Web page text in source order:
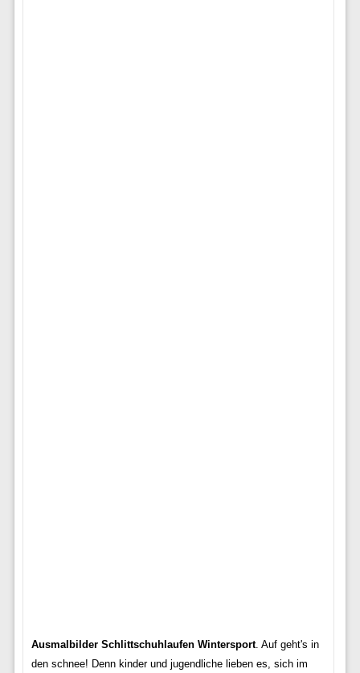
Ausmalbilder Schlittschuhlaufen Wintersport. Auf geht's in
den schnee! Denn kinder und jugendliche lieben es, sich im